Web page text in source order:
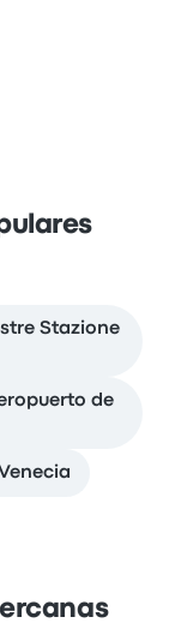
Stazione
de